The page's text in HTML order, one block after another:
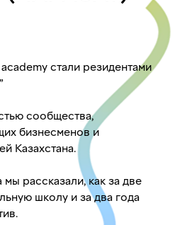
стали резидентами
сообщества,
бизнесменов и
Казахстана.
рассказали, как за две
школу и за два года